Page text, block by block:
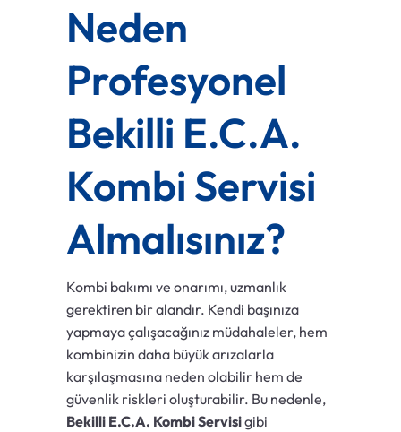
Neden
Profesyonel
Bekilli E.C.A.
Kombi Servisi
Almalısınız?
Kombi bakımı ve onarımı, uzmanlık
gerektiren bir alandır. Kendi başınıza
yapmaya çalışacağınız müdahaleler, hem
kombinizin daha büyük arızalarla
karşılaşmasına neden olabilir hem de
güvenlik riskleri oluşturabilir. Bu nedenle,
Bekilli E.C.A. Kombi Servisigibi